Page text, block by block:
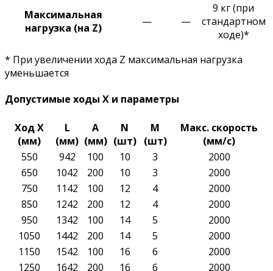
Максимальная
нагрузка (на Z)
— —
9 кг (при
стандартном
ходе)*
* При увеличении хода Z максимальная нагрузка
уменьшается
Допустимые ходы X и параметры
Ход X
(мм)
L
(мм)
A
(мм)
N
(шт)
M
(шт)
Макс. скорость
(мм/с)
550
942 100 10 3
2000
650
1042 200 10 3
2000
750
1142 100 12 4
2000
850
1242 200 12 4
2000
950
1342 100 14 5
2000
1050
1442 200 14 5
2000
1150
1542 100 16 6
2000
1250
1642 200 16 6 2000